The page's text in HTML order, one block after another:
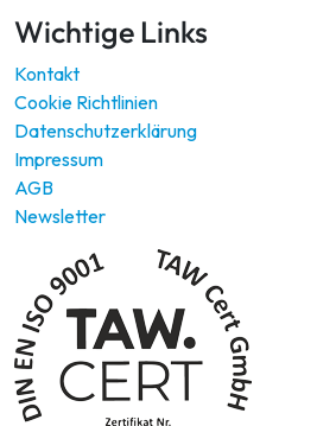
Wichtige Links
Kontakt
Cookie Richtlinien
Datenschutzerklärung
Impressum
AGB
Newsletter